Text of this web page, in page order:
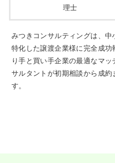
理士
みつきコンサルティングは、
特化した譲渡企業様に完全成
り手と買い手企業の最適なマ
サルタントが初期相談から成約
す。